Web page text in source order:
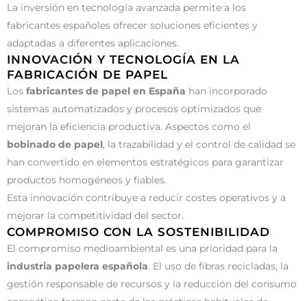
La inversión en tecnología avanzada permite a los
fabricantes españoles ofrecer soluciones eficientes y
adaptadas a diferentes aplicaciones.
INNOVACIÓN Y TECNOLOGÍA EN LA
FABRICACIÓN DE PAPEL
Los fabricantes de papel en España han incorporado
sistemas automatizados y procesos optimizados que
mejoran la eficiencia productiva. Aspectos como el
bobinado de papel, la trazabilidad y el control de calidad se
han convertido en elementos estratégicos para garantizar
productos homogéneos y fiables.
Esta innovación contribuye a reducir costes operativos y a
mejorar la competitividad del sector.
COMPROMISO CON LA SOSTENIBILIDAD
El compromiso medioambiental es una prioridad para la
industria papelera española. El uso de fibras recicladas, la
gestión responsable de recursos y la reducción del consumo